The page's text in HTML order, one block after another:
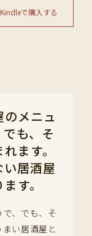
で購入する
のメニュ
も、そ
ます。
居酒屋
す。
、でも、そ
い居酒屋と